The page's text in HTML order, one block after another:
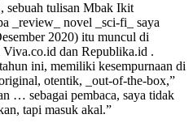
sebuah tulisan Mbak Ikit
_review_ novel _sci-fi_ saya
2020) itu muncul di
Viva.co.id dan Republika.id .
ini, memiliki kesempurnaan di
otentik, _out-of-the-box,”
… sebagai pembaca, saya tidak
tapi masuk akal.”